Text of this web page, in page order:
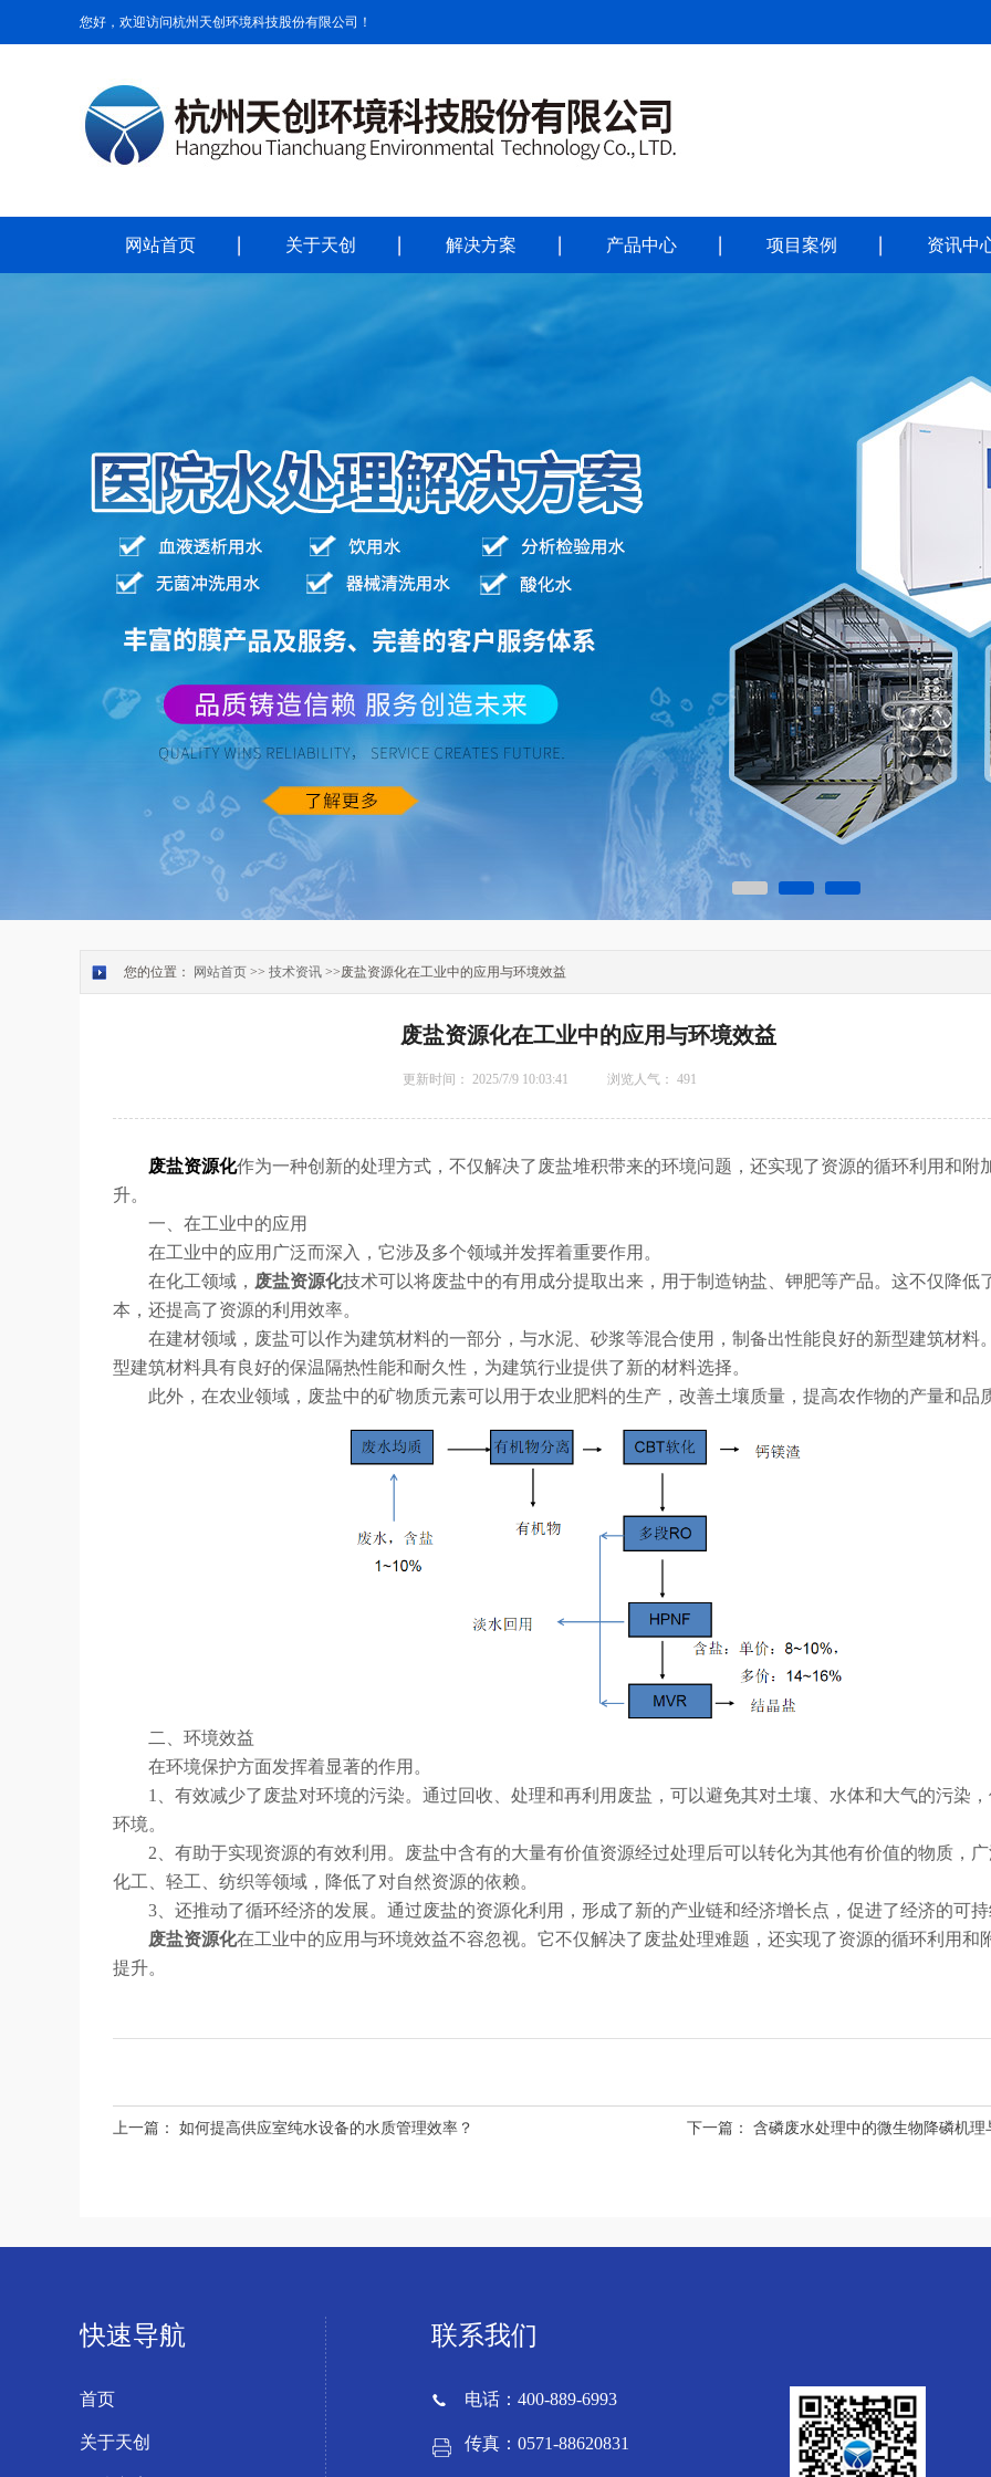
您好，欢迎访问杭州天创环境科技股份有限公司！
网站首页 关于天创 解决方案 产品中心 项目案例 资讯中
您的位置： 网站首页 >> 技术资讯 >>废盐资源化在工业中的应用与环境效益
废盐资源化在工业中的应用与环境效益
更新时间： 2025/7/9 10:03:41 浏览人气： 491
废盐资源化作为一种创新的处理方式，不仅解决了废盐堆积带来的环境问题，还实现了资源的循环利用和附
升。
一、在工业中的应用
在工业中的应用广泛而深入，它涉及多个领域并发挥着重要作用。
在化工领域， 废盐资源化技术可以将废盐中的有用成分提取出来，用于制造钠盐、钾肥等产品。这不仅降低
本，还提高了资源的利用效率。
在建材领域，废盐可以作为建筑材料的一部分，与水泥、砂浆等混合使用，制备出性能良好的新型建筑材料
型建筑材料具有良好的保温隔热性能和耐久性，为建筑行业提供了新的材料选择。
此外，在农业领域，废盐中的矿物质元素可以用于农业肥料的生产，改善土壤质量，提高农作物的产量和品
二、环境效益
在环境保护方面发挥着显著的作用。
1、有效减少了废盐对环境的污染。通过回收、处理和再利用废盐，可以避免其对土壤、水体和大气的污染
环境。
2、有助于实现资源的有效利用。废盐中含有的大量有价值资源经过处理后可以转化为其他有价值的物质，
化工、轻工、纺织等领域，降低了对自然资源的依赖。
3、还推动了循环经济的发展。通过废盐的资源化利用，形成了新的产业链和经济增长点，促进了经济的可
废盐资源化在工业中的应用与环境效益不容忽视。它不仅解决了废盐处理难题，还实现了资源的循环利用和
提升。
上一篇： 如何提高供应室纯水设备的水质管理效率？ 下一篇： 含磷废水处理中的微生物降磷机理
快速导航
首页
关于天创
联系我们
电话：400-889-6993
传真：0571-88620831